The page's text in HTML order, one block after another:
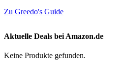
Zu Greedo's Guide
Aktuelle Deals bei Amazon.de
Keine Produkte gefunden.